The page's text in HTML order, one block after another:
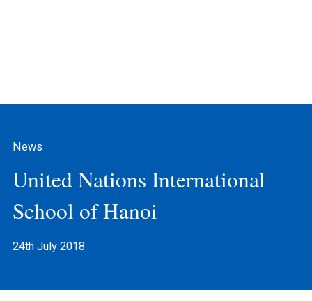
News
United Nations International
School of Hanoi
24th July 2018